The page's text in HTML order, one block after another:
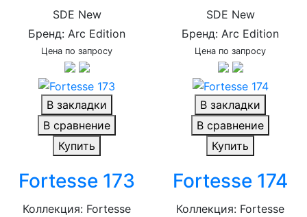
SDE New
Бренд: Arc Edition
Цена по запросу
SDE New
Бренд: Arc Edition
Цена по запросу
В закладки
В сравнение
Купить
Fortesse 173
Коллекция: Fortesse
В закладки
В сравнение
Купить
Fortesse 174
Коллекция: Fortesse